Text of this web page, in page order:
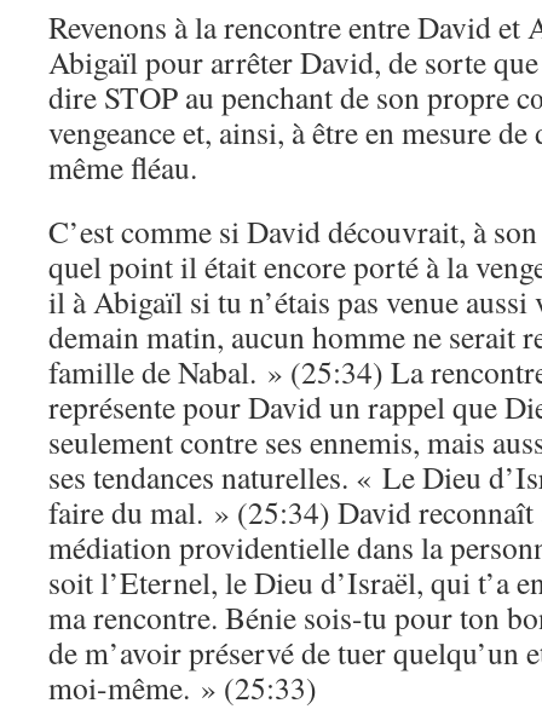
Revenons à la rencontre entre David et
Abigaïl pour arrêter David, de sorte
dire STOP au penchant de son propre
vengeance et, ainsi, à être en mesure
même fléau.
C’est comme si David découvrait, à
quel point il était encore porté à la
il à Abigaïl si tu n’étais pas venue
demain matin, aucun homme ne serait
famille de Nabal. » (25:34) La
représente pour David un rappel que
seulement contre ses ennemis, mais
ses tendances naturelles. « Le Dieu
faire du mal. » (25:34) David reconnaît
médiation providentielle dans la
soit l’Eternel, le Dieu d’Israël, qui t’a
ma rencontre. Bénie sois-tu pour ton
de m’avoir préservé de tuer quelqu’un
moi-même. » (25:33)